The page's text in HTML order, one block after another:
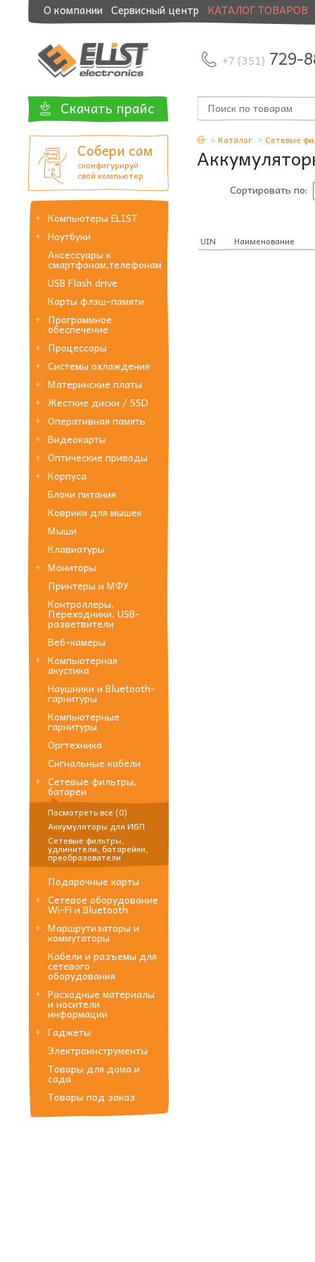
О компании Сервисный центр КАТАЛОГ ТОВАРОВ
+7 (351) 729-
Скачать прайс
Собери сам
сконфигурируй
свой компьютер
Компьютеры ELIST
Ноутбуки
Аксессуары к
смартфонам,телефонам
USB Flash drive
Карты флэш-памяти
Программное
обеспечение
Процессоры
Системы охлаждения
Материнские платы
Жесткие диски / SSD
Оперативная память
Видеокарты
Оптические приводы
Корпуса
Блоки питания
Коврики для мышек
Мыши
Клавиатуры
Мониторы
Принтеры и МФУ
Контроллеры,
Переходники, USB-
разветвители
Веб-камеры
Компьютерная
акустика
Наушники и Bluetooth-
гарнитуры
Компьютерные
гарнитуры
Оргтехника
Сигнальные кабели
Сетевые фильтры,
батареи
Посмотреть все (0)
Аккумуляторы для ИБП
Сетевые фильтры,
удлинители, батарейки,
преобразователи
Подарочные карты
Сетевое оборудование
Wi-Fi и Bluetooth
Маршрутизаторы и
коммутаторы
Кабели и разъемы для
сетевого
оборудования
Расходные материалы
и носители
информации
Гаджеты
Электроинструменты
Товары для дома и
сада
Товары под заказ
Каталог Сетевые
Сортировать по:
UIN Наименование